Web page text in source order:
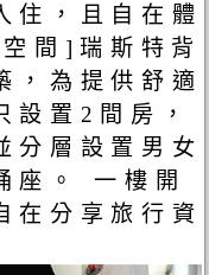
住，且自在體
間]瑞斯特背
，為提供舒適
設置2間房，
分層設置男女
座。 一樓開
在分享旅行資